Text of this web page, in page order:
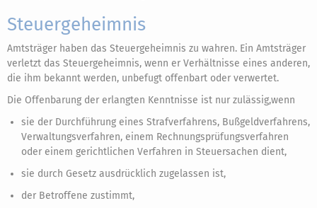
Steuergeheimnis
Amtsträger haben das Steuergeheimnis zu wahren. Ein Amtsträger
verletzt das Steuergeheimnis, wenn er Verhältnisse eines anderen,
die ihm bekannt werden, unbefugt offenbart oder verwertet.
Die Offenbarung der erlangten Kenntnisse ist nur zulässig,wenn
sie der Durchführung eines Strafverfahrens, Bußgeldverfahrens,
Verwaltungsverfahren, einem Rechnungsprüfungsverfahren
oder einem gerichtlichen Verfahren in Steuersachen dient,
sie durch Gesetz ausdrücklich zugelassen ist,
der Betroffene zustimmt,